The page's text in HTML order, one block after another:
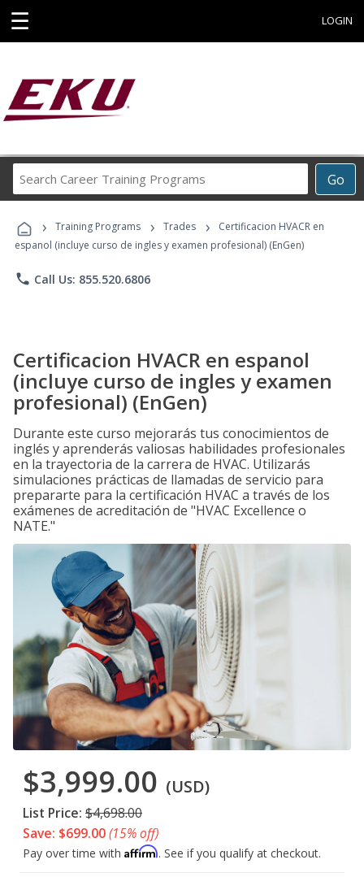
☰ LOGIN
Go
Career
Programs
› Training Programs › Trades ›
Certificacion HVACR en
espanol (incluye curso de ingles y examen profesional) (EnGen)
phone Call Us: 855.520.6806
Certificacion HVACR en espanol
(incluye curso de ingles y examen
profesional) (EnGen)
Durante este curso mejorarás tus conocimientos de
inglés y aprenderás valiosas habilidades profesionales
en la trayectoria de la carrera de HVAC. Utilizarás
simulaciones prácticas de llamadas de servicio para
prepararte para la certificación HVAC a través de los
exámenes de acreditación de "HVAC Excellence o
NATE."
$3,999.00 (USD)
List Price: $4,698.00
Save: $699.00(15% off)
Pay over time with Affirm. See if you qualify at checkout.